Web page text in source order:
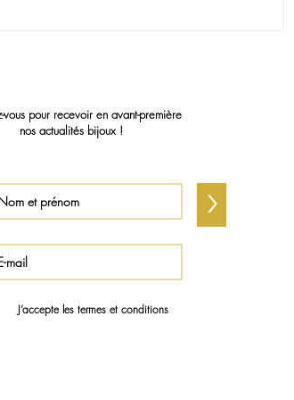
vous pour recevoir en avant-première
nos actualités bijoux !
>
J’accepte les termes et conditions